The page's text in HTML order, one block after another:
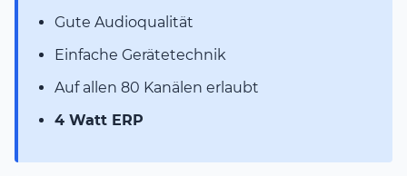
Gute Audioqualität
Einfache Gerätetechnik
Auf allen 80 Kanälen erlaubt
4 Watt ERP